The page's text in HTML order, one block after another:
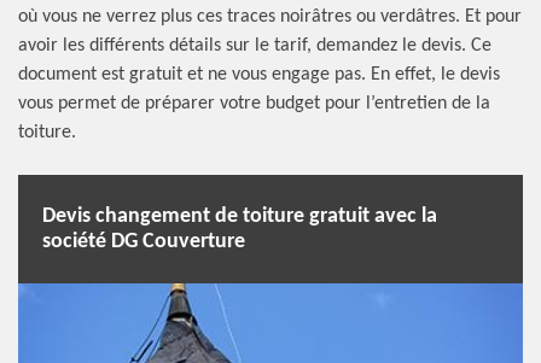
où vous ne verrez plus ces traces noirâtres ou verdâtres. Et pour
avoir les différents détails sur le tarif, demandez le devis. Ce
document est gratuit et ne vous engage pas. En effet, le devis
vous permet de préparer votre budget pour l’entretien de la
toiture.
Devis changement de toiture gratuit avec la
société DG Couverture